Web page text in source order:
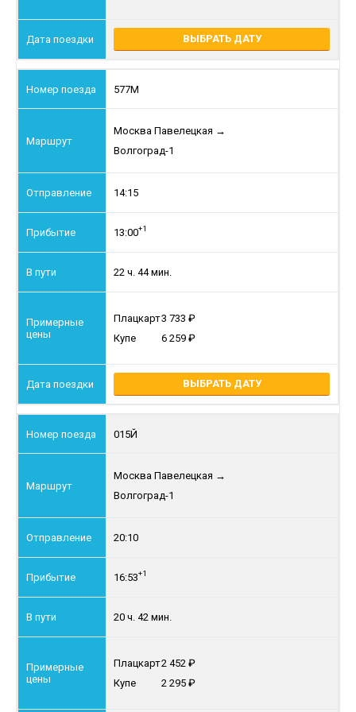
ВЫБРАТЬ ДАТУ
577М
Москва Павелецкая →
Волгоград-1
14:15
13:00+1
22 ч. 44 мин.
Плацкарт3 733
Купе
6 259
ВЫБРАТЬ ДАТУ
015Й
Москва Павелецкая →
Волгоград-1
20:10
16:53+1
20 ч. 42 мин.
Плацкарт2 452
Купе
2 295